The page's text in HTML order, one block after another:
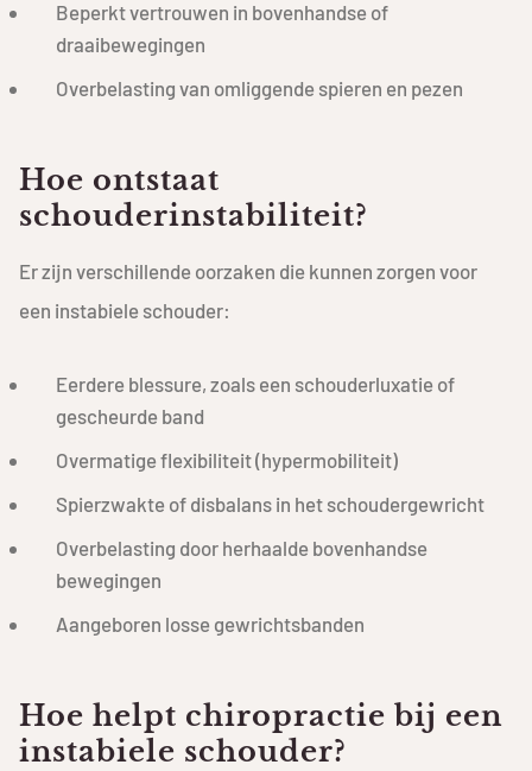
Beperkt vertrouwen in bovenhandse of
draaibewegingen
Overbelasting van omliggende spieren en pezen
Hoe ontstaat
schouderinstabiliteit?
Er zijn verschillende oorzaken die kunnen zorgen voor
een instabiele schouder:
Eerdere blessure, zoals een schouderluxatie of
gescheurde band
Overmatige flexibiliteit (hypermobiliteit)
Spierzwakte of disbalans in het schoudergewricht
Overbelasting door herhaalde bovenhandse
bewegingen
Aangeboren losse gewrichtsbanden
Hoe helpt chiropractie bij een
instabiele schouder?